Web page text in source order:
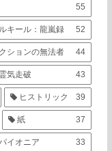
55
キール：龍嵐録 52
ションの無法者 44
気走破 43
ヒストリック 39
紙 37
イオニア 33